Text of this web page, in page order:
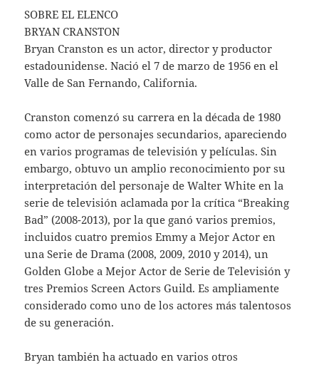
SOBRE EL ELENCO
BRYAN CRANSTON
Bryan Cranston es un actor, director y productor
estadounidense. Nació el 7 de marzo de 1956 en el
Valle de San Fernando, California.
Cranston comenzó su carrera en la década de 1980
como actor de personajes secundarios, apareciendo
en varios programas de televisión y películas. Sin
embargo, obtuvo un amplio reconocimiento por su
interpretación del personaje de Walter White en la
serie de televisión aclamada por la crítica “Breaking
Bad” (2008-2013), por la que ganó varios premios,
incluidos cuatro premios Emmy a Mejor Actor en
una Serie de Drama (2008, 2009, 2010 y 2014), un
Golden Globe a Mejor Actor de Serie de Televisión y
tres Premios Screen Actors Guild. Es ampliamente
considerado como uno de los actores más talentosos
de su generación.
Bryan también ha actuado en varios otros